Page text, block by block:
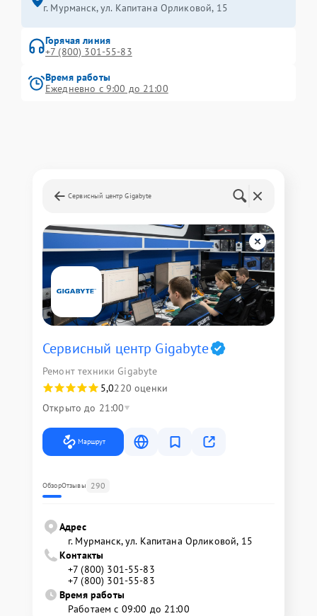
г. Мурманск, ул. Капитана Орликовой, 15
Горячая линия
+7 (800) 301-55-83
Время работы
Ежедневно с 9:00 до 21:00
Сервисный центр Gigabyte
Сервисный центр Gigabyte
Ремонт техники Gigabyte
5,0220 оценки
Открыто до 21:00
Маршрут
ОбзорОтзывы 290
Адрес
г. Мурманск, ул. Капитана Орликовой, 15
Контакты
+7 (800) 301-55-83
+7 (800) 301-55-83
Время работы
Работаем с 09:00 до 21:00